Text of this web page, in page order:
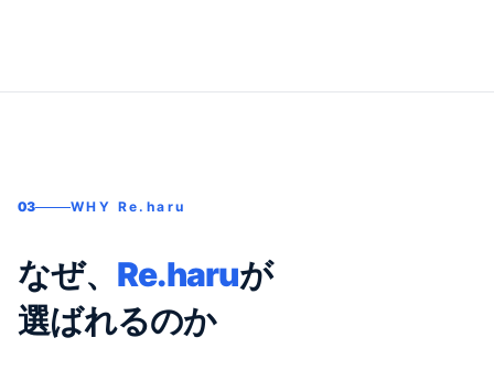
03 WHY Re.haru
なぜ、 Re.haruが
選ばれるのか